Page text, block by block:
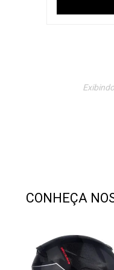
Exibindo
CONHEÇA